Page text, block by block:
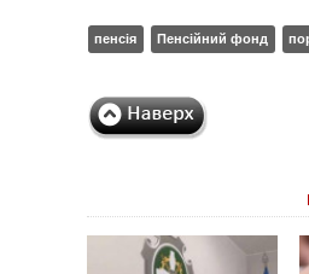
пенсія Пенсійний фонд